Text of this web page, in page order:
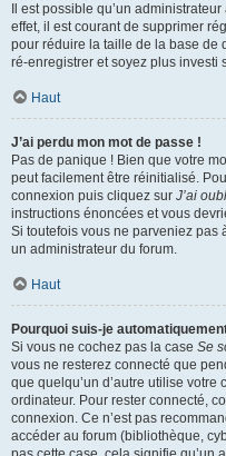
Il est possible qu’un
effet, il est courant de supprimer
pour réduire la taille de la base de
ré-enregistrer et soyez plus investi
Haut
J’ai perdu mon mot de passe !
Pas de panique ! Bien que votre
peut facilement être réinitialisé.
connexion puis cliquez sur J’ai
instructions énoncées et vous
Si toutefois vous ne parveniez pas
un administrateur du forum.
Haut
Pourquoi suis-je
Si vous ne cochez pas la case Se
vous ne resterez connecté que
que quelqu’un d’autre utilise
ordinateur. Pour rester connecté,
connexion. Ce n’est pas
accéder au forum (bibliothèque,